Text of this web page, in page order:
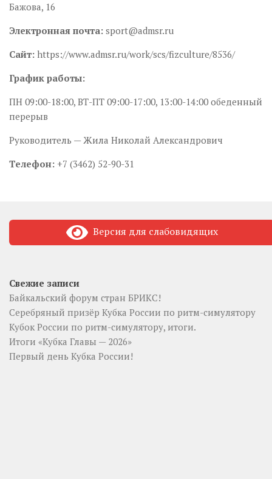
Бажова, 16
Электронная почта: sport@admsr.ru
Сайт: https://www.admsr.ru/work/scs/fizculture/8536/
График работы:
ПН 09:00-18:00, ВТ-ПТ 09:00-17:00, 13:00-14:00 обеденный
перерыв
Руководитель — Жила Николай Александрович
Телефон: +7 (3462) 52-90-31
Версия для слабовидящих
Свежие записи
Байкальский форум стран БРИКС!
Серебряный призёр Кубка России по ритм-симулятору
Кубок России по ритм-симулятору, итоги.
Итоги «Кубка Главы — 2026»
Первый день Кубка России!